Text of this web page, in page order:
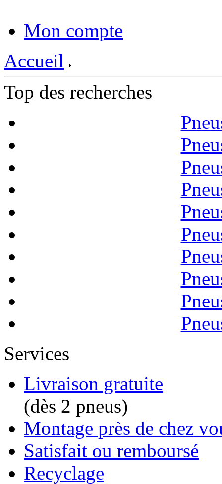
Mon compte
Accueil
Top des recherches
Services
Livraison gratuite
(dès 2 pneus)
Montage près de chez
Satisfait ou remboursé
Recyclage